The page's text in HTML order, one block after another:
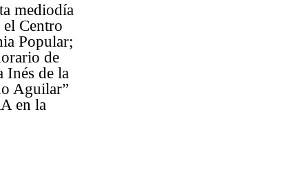
mediodía
el Centro
Popular;
de
Inés de la
Aguilar”
en la